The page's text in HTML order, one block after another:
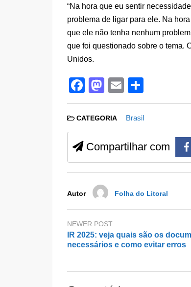
“Na hora que eu sentir
problema de ligar para ele. Na
que ele não tenha nenhum
que foi questionado sobre o tema.
Unidos.
F
a
c
e
b
o
k
M
a
st
o
d
o
E
m
ail
h
ar
e
CATEGORIA Brasil
Compartilhar com
Autor Folha do Litoral
NEWER POST
IR 2025: veja quais são os
necessários e como evitar erros